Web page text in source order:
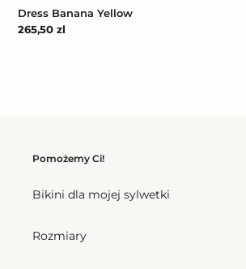
Dress Banana Yellow
Cena
265,50 zl
Pomożemy Ci!
Bikini dla mojej sylwetki
Rozmiary